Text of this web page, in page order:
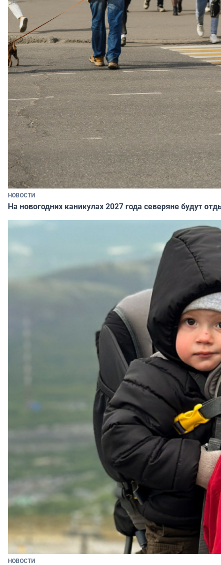
НОВОСТИ
На новогодних каникулах 2027 года северяне будут
НОВОСТИ